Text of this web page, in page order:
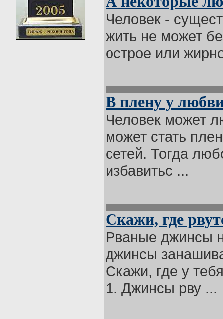
Человек -
жить не может
острое или
В плену у
Человек может
может стать
сетей. Тогда
избавитьс ...
Скажи, где
Рваные джинсы
джинсы
Скажи, где у
1. Джинсы рву ...